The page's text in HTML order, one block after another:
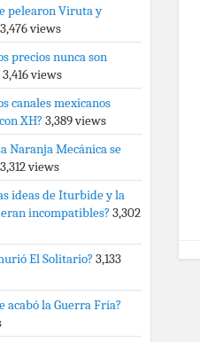
pelearon Viruta y
3,476 views
precios nunca son
3,416 views
canales mexicanos
XH? 3,389 views
Naranja Mecánica se
3,312 views
ideas de Iturbide y la
incompatibles? 3,302
El Solitario? 3,133
acabó la Guerra Fría?